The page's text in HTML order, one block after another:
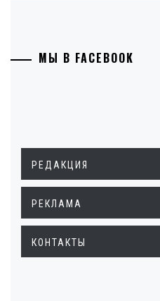
МЫ В FACEBOOK
РЕДАКЦИЯ
РЕКЛАМА
КОНТАКТЫ